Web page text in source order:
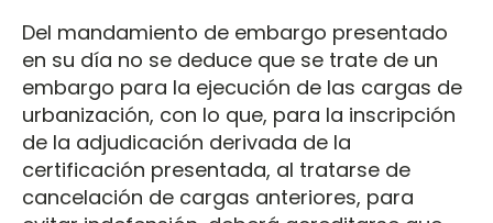
Del mandamiento de embargo presentado
en su día no se deduce que se trate de un
embargo para la ejecución de las cargas de
urbanización, con lo que, para la inscripción
de la adjudicación derivada de la
certificación presentada, al tratarse de
cancelación de cargas anteriores, para